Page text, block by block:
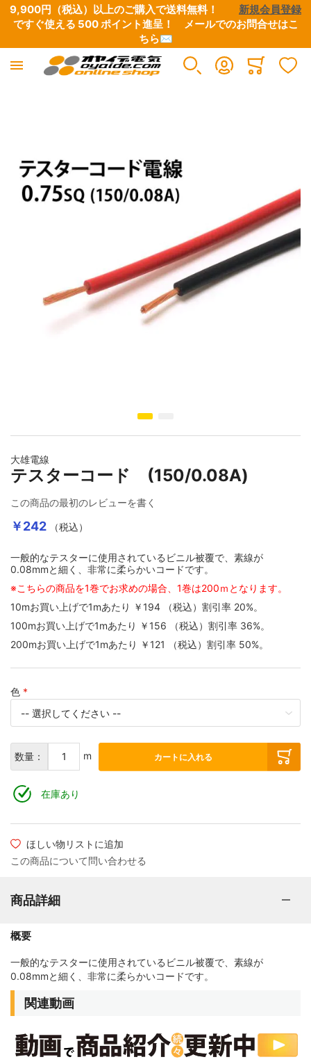
9,900円（税込）以上のご購入で送料無料！ 新規会員登録
ですぐ使える 500 ポイント進呈！ メールでのお問合せはこ
ちら✉
FEPフッ素樹脂電線
スズメッキ銅導体（TA）
イメージギャラリーの最初に移動する
大雄電線
テスターコード (150/0.08A)
この商品の最初のレビューを書く
￥242 （税込）
一般的なテスターに使用されているビニル被覆で、素線が
0.08mmと細く、非常に柔らかいコードです。
※こちらの商品を1巻でお求めの場合、1巻は200ｍとなります。
10mお買い上げで1mあたり ￥194 （税込） 割引率 20%。
100mお買い上げで1mあたり ￥156 （税込） 割引率 36%。
200mお買い上げで1mあたり ￥121 （税込） 割引率 50%。
色
数量： m カートに入れる
在庫あり
ほしい物リストに追加
この商品について問い合わせる
商品詳細
概要
一般的なテスターに使用されているビニル被覆で、素線が
0.08mmと細く、非常に柔らかいコードです。
関連動画